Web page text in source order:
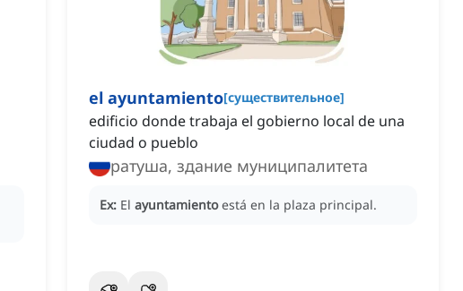
el ayuntamiento[существительное]
edificio donde trabaja el gobierno local de una
ciudad o pueblo
ратуша, здание муниципалитета
Ex: El ayuntamiento está en la plaza principal.